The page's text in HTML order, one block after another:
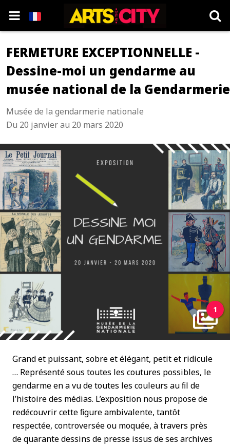
FERMETURE EXCEPTIONNELLE -
Dessine-moi un gendarme au
musée national de la Gendarmerie
Musée de la gendarmerie nationale
Du 20 janvier au 20 mars 2020
1
Grand et puissant, sobre et élégant, petit et ridicule
… Représenté sous toutes les coutures possibles, le
gendarme en a vu de toutes les couleurs au ﬁl de
l’histoire des médias. L’exposition nous propose de
redécouvrir cette ﬁgure ambivalente, tantôt
respectée, controversée ou moquée, à travers près
de quarante dessins de presse issus de ses archives